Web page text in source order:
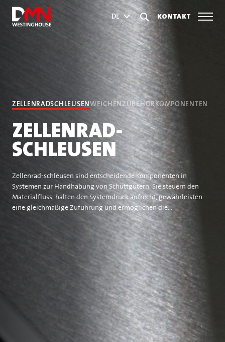
KONTAKT
DE
ZELLENRADSCHLEUSENWEICHENZUBEHÖRKOMPONENTEN
ZELLENRAD-
SCHLEUSEN
Zellenrad-schleusen sind entscheidende Komponenten in
Systemen zur Handhabung von Schüttgütern. Sie steuern den
Materialfluss, halten den Systemdruck aufrecht, gewährleisten
eine gleichmäßige Zuführung und ermöglichen die...